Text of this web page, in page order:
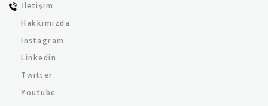
İletişim
Hakkımızda
Instagram
Linkedin
Twitter
Youtube